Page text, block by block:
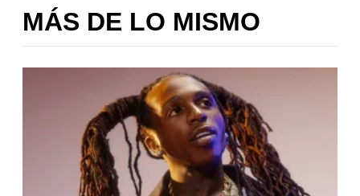
MÁS DE LO MISMO